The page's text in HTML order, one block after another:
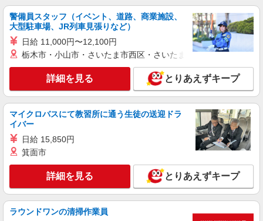
警備員スタッフ（イベント、道路、商業施設、
大型駐車場、JR列車見張りなど）
日給 11,000円〜12,100円
栃木市・小山市・さいたま市西区・さいたま市岩槻区・久喜市・
詳細を見る とりあえずキープ
マイクロバスにて教習所に通う生徒の送迎ドラ
イバー
日給 15,850円
箕面市
詳細を見る とりあえずキープ
ラウンドワンの清掃作業員